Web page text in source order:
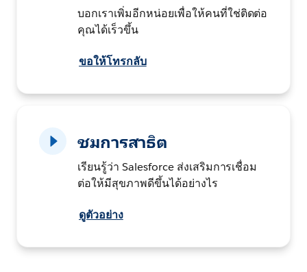
บอกเราเพิ่มอีกหน่อยเพื่อให้คนที่ใช่ติดต่อ
คุณได้เร็วขึ้น
ขอให้โทรกลับ
ชมการสาธิต
เรียนรู้ว่า Salesforce ส่งเสริมการเชื่อม
ต่อให้มีสุขภาพดีขึ้นได้อย่างไร
ดูตัวอย่าง